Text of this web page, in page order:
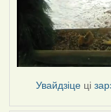
Увайдзіце ці